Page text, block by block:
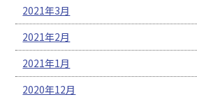
2021年3月
2021年2月
2021年1月
2020年12月